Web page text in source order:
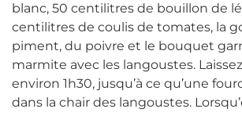
blanc, 50 centilitres de bouillon de
centilitres de coulis de tomates, la
piment, du poivre et le bouquet
marmite avec les langoustes.
environ 1h30, jusqu’à ce qu’une
dans la chair des langoustes.